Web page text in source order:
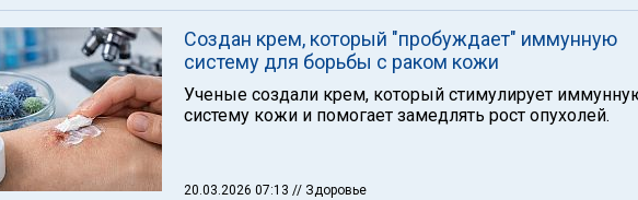
Создан крем, который "пробуждает" иммунную
систему для борьбы с раком кожи
Ученые создали крем, который стимулирует
систему кожи и помогает замедлять рост опухолей.
20.03.2026 07:13 // Здоровье